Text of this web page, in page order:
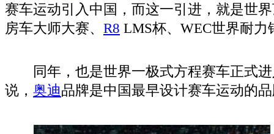
赛车运动引入中国，而这一引进，就是世
房车大师大赛、 R8 LMS杯、WEC世界耐力
同年，也是世界一极式方程赛车正式进
说， 奥迪品牌是中国最早设计赛车运动的